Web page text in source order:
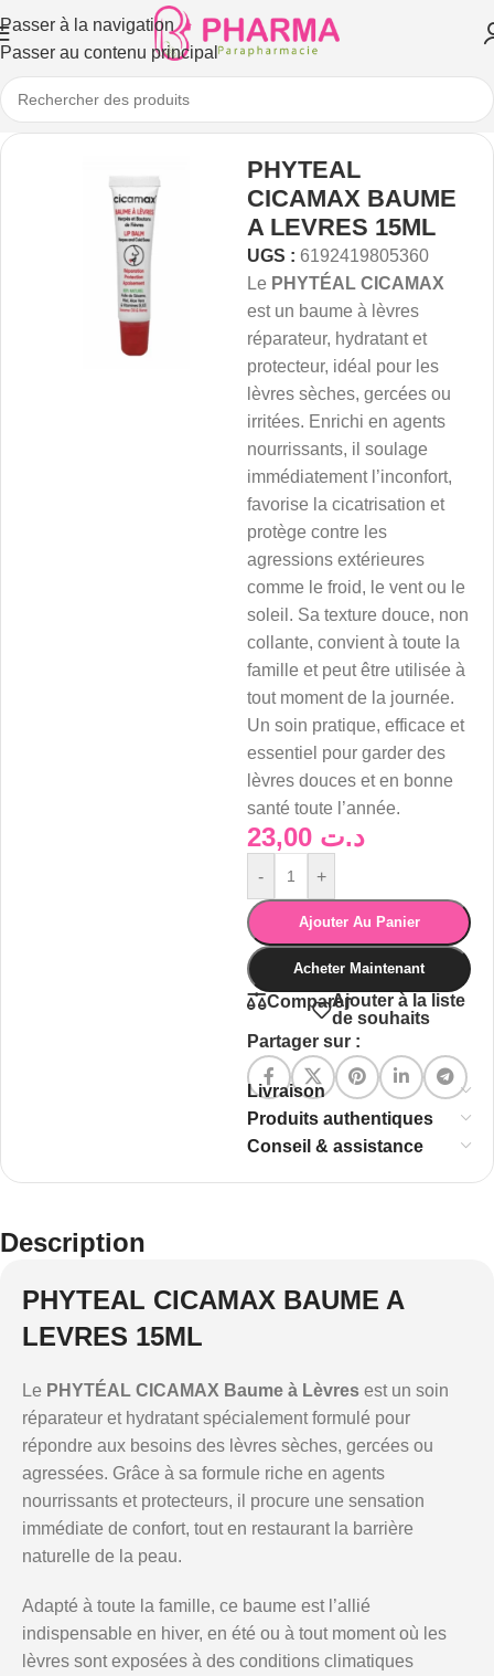
Passer à la navigation
Passer au contenu principal
PHYTEAL
CICAMAX BAUME
A LEVRES 15ML
UGS : 6192419805360
Le PHYTÉAL CICAMAX
est un baume à lèvres
réparateur, hydratant et
protecteur, idéal pour les
lèvres sèches, gercées ou
irritées. Enrichi en agents
nourrissants, il soulage
immédiatement l’inconfort,
favorise la cicatrisation et
protège contre les
agressions extérieures
comme le froid, le vent ou le
soleil. Sa texture douce, non
collante, convient à toute la
famille et peut être utilisée à
tout moment de la journée.
Un soin pratique, efficace et
essentiel pour garder des
lèvres douces et en bonne
santé toute l’année.
د.ت
- +
Ajouter Au Panier
Acheter Maintenant
ComparerAjouter à la liste
de souhaits
Partager sur :
Livraison
Produits authentiques
Conseil & assistance
Description
PHYTEAL CICAMAX BAUME A
LEVRES 15ML
Le PHYTÉAL CICAMAX Baume à Lèvres est un soin
réparateur et hydratant spécialement formulé pour
répondre aux besoins des lèvres sèches, gercées ou
agressées. Grâce à sa formule riche en agents
nourrissants et protecteurs, il procure une sensation
immédiate de confort, tout en restaurant la barrière
naturelle de la peau.
Adapté à toute la famille, ce baume est l’allié
indispensable en hiver, en été ou à tout moment où les
lèvres sont exposées à des conditions climatiques